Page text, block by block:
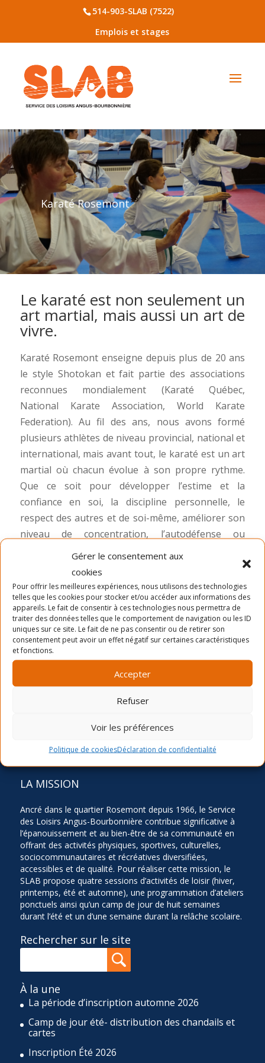
Gérer le consentement aux
cookies
Pour offrir les meilleures expériences, nous utilisons des technologies
telles que les cookies pour stocker et/ou accéder aux informations des
appareils. Le fait de consentir à ces technologies nous permettra de
traiter des données telles que le comportement de navigation ou les ID
uniques sur ce site. Le fait de ne pas consentir ou de retirer son
consentement peut avoir un effet négatif sur certaines caractéristiques
et fonctions.
Accepter
Refuser
Voir les préférences
Politique de cookiesDéclaration de confidentialité
514-903-SLAB (7522)
Emplois et stages
Karaté Rosemont
Le karaté est non seulement un
art martial, mais aussi un art de
vivre.
Karaté Rosemont enseigne depuis plus de 20 ans
le style Shotokan et fait partie des associations
reconnues mondialement (Karaté Québec,
National Karate Association, World Karate
Federation). Au fil des ans, nous avons formé
plusieurs athlètes de niveau provincial, national et
international, mais avant tout, le karaté est un art
martial où chacun évolue à son propre rythme.
Que ce soit pour développer l’estime et la
confiance en soi, la discipline personnelle, le
respect des autres et de soi-même, améliorer son
niveau de concentration, l’autodéfense ou
simplement la mise en forme, le karaté vous
aidera à atteindre tous ces objectifs et s’adresse
aux 3-99 ans.
LA MISSION
Ancré dans le quartier Rosemont depuis 1966, le Service
des Loisirs Angus-Bourbonnière contribue significative à
l’épanouissement et au bien-être de sa communauté en
offrant des activités physiques, sportives, culturelles,
sociocommunautaires et récréatives diversifiées,
accessibles et de qualité. Pour réaliser cette mission, le
SLAB propose quatre sessions d’activités de loisir (hiver,
printemps, été et automne), une programmation d’ateliers
ponctuels ainsi qu’un camp de jour de huit semaines
durant l’été et un d’une semaine durant la relâche scolaire.
Rechercher sur le site
À la une
La période d’inscription automne 2026
Camp de jour été- distribution des chandails et
cartes
Inscription Été 2026